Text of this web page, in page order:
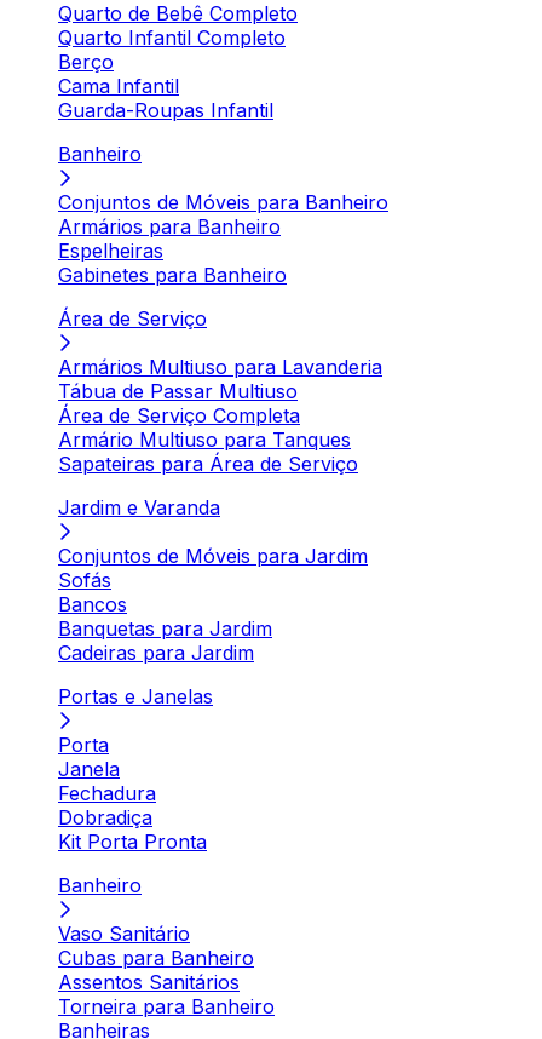
Quarto de Bebê Completo
Quarto Infantil Completo
Berço
Cama Infantil
Guarda-Roupas Infantil
Banheiro
Conjuntos de Móveis para Banheiro
Armários para Banheiro
Espelheiras
Gabinetes para Banheiro
Área de Serviço
Armários Multiuso para Lavanderia
Tábua de Passar Multiuso
Área de Serviço Completa
Armário Multiuso para Tanques
Sapateiras para Área de Serviço
Jardim e Varanda
Conjuntos de Móveis para Jardim
Sofás
Bancos
Banquetas para Jardim
Cadeiras para Jardim
Portas e Janelas
Porta
Janela
Fechadura
Dobradiça
Kit Porta Pronta
Banheiro
Vaso Sanitário
Cubas para Banheiro
Assentos Sanitários
Torneira para Banheiro
Banheiras